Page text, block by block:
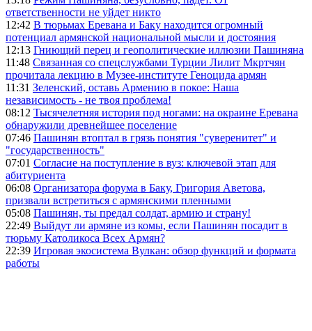
ответственности не уйдет никто
12:42 В тюрьмах Еревана и Баку находится огромный
потенциал армянской национальной мысли и достояния
12:13 Гниющий перец и геополитические иллюзии Пашиняна
11:48 Связанная со спецслужбами Турции Лилит Мкртчян
прочитала лекцию в Музее-институте Геноцида армян
11:31 Зеленский, оставь Армению в покое: Наша
независимость - не твоя проблема!
08:12 Тысячелетняя история под ногами: на окраине Еревана
обнаружили древнейшее поселение
07:46 Пашинян втоптал в грязь понятия "суверенитет" и
"государственность"
07:01 Согласие на поступление в вуз: ключевой этап для
абитуриента
06:08 Организатора форума в Баку, Григория Аветова,
призвали встретиться с армянскими пленными
05:08 Пашинян, ты предал солдат, армию и страну!
22:49 Выйдут ли армяне из комы, если Пашинян посадит в
тюрьму Католикоса Всех Армян?
22:39 Игровая экосистема Вулкан: обзор функций и формата
работы